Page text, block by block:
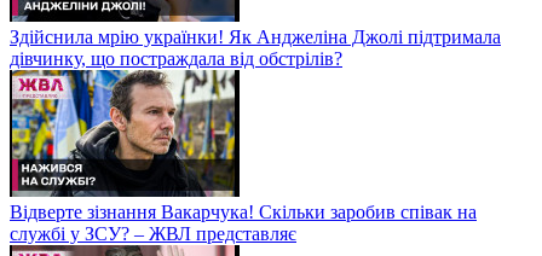
Здійснила мрію українки! Як Анджеліна Джолі підтримала
дівчинку, що постраждала від обстрілів?
Відверте зізнання Вакарчука! Скільки заробив співак на
службі у ЗСУ? – ЖВЛ представляє